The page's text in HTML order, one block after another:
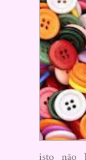
isto não